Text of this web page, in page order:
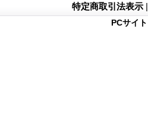
特定商取引法表示 |
PCサイト